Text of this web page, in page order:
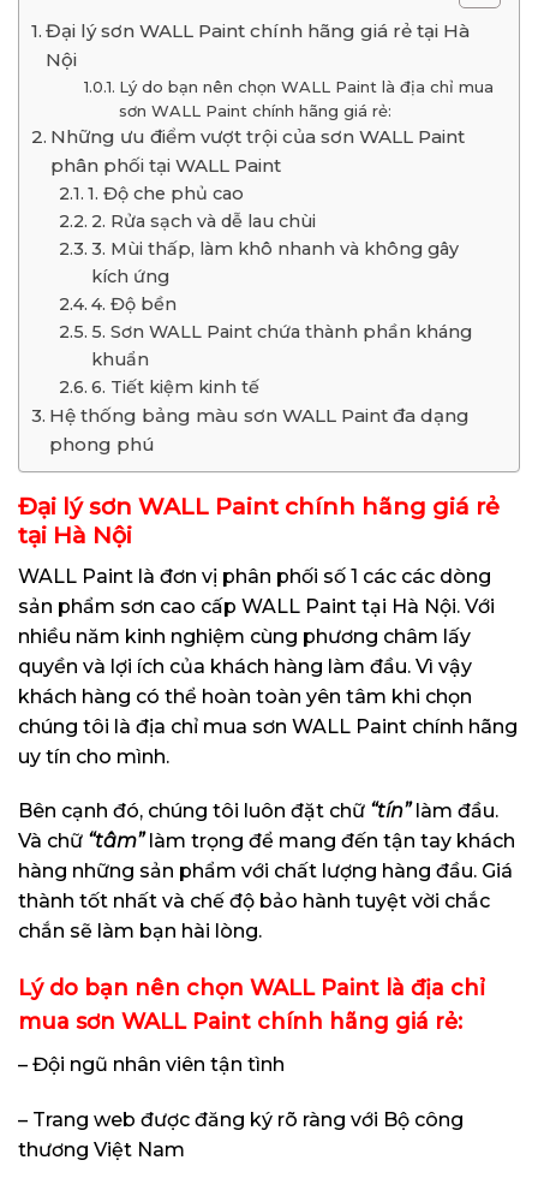
Đại lý sơn WALL Paint chính hãng giá rẻ tại Hà
Nội
Lý do bạn nên chọn WALL Paint là địa chỉ mua
sơn WALL Paint chính hãng giá rẻ:
Những ưu điểm vượt trội của sơn WALL Paint
phân phối tại WALL Paint
1. Độ che phủ cao
2. Rửa sạch và dễ lau chùi
3. Mùi thấp, làm khô nhanh và không gây
kích ứng
4. Độ bền
5. Sơn WALL Paint chứa thành phần kháng
khuẩn
6. Tiết kiệm kinh tế
Hệ thống bảng màu sơn WALL Paint đa dạng
phong phú
Đại lý sơn WALL Paint chính hãng giá rẻ
tại Hà Nội
WALL Paint là đơn vị phân phối số 1 các các dòng
sản phẩm sơn cao cấp WALL Paint tại Hà Nội. Với
nhiều năm kinh nghiệm cùng phương châm lấy
quyền và lợi ích của khách hàng làm đầu. Vì vậy
khách hàng có thể hoàn toàn yên tâm khi chọn
chúng tôi là địa chỉ mua sơn WALL Paint chính hãng
uy tín cho mình.
Bên cạnh đó, chúng tôi luôn đặt chữ “tín”làm đầu.
Và chữ “tâm”làm trọng để mang đến tận tay khách
hàng những sản phẩm với chất lượng hàng đầu. Giá
thành tốt nhất và chế độ bảo hành tuyệt vời chắc
chắn sẽ làm bạn hài lòng.
Lý do bạn nên chọn WALL Paint là địa chỉ
mua sơn WALL Paint chính hãng giá rẻ:
– Đội ngũ nhân viên tận tình
– Trang web được đăng ký rõ ràng với Bộ công
thương Việt Nam